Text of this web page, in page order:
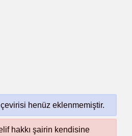
henüz eklenmemiştir.
hakkı şairin kendisine